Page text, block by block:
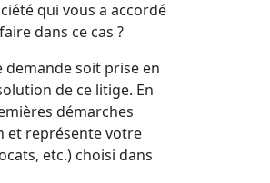
qui vous a accordé
dans ce cas ?
demande soit prise en
de ce litige. En
démarches
et représente votre
etc.) choisi dans